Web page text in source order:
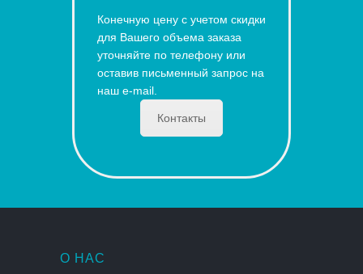
Конечную цену с учетом скидки
для Вашего объема заказа
уточняйте по телефону или
оставив письменный запрос на
наш e-mail.
Контакты
О НАС